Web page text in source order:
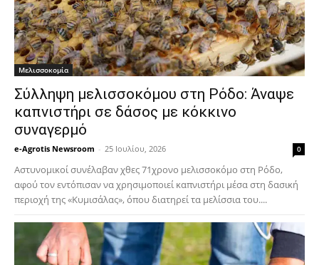
Μελισσοκομία
Σύλληψη μελισσοκόμου στη Ρόδο: Άναψε
καπνιστήρι σε δάσος με κόκκινο
συναγερμό
e-Agrotis Newsroom - 25 Ιουλίου, 2026 0
Αστυνομικοί συνέλαβαν χθες 71χρονο μελισσοκόμο στη Ρόδο,
αφού τον εντόπισαν να χρησιμοποιεί καπνιστήρι μέσα στη δασική
περιοχή της «Κυμισάλας», όπου διατηρεί τα μελίσσια του....